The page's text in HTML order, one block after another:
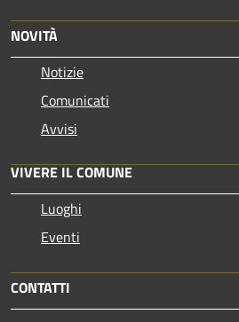
NOVITÀ
Notizie
Comunicati
Avvisi
VIVERE IL COMUNE
Luoghi
Eventi
CONTATTI